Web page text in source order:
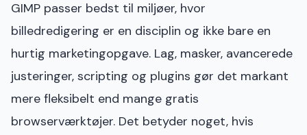
GIMP passer bedst til miljøer, hvor
billedredigering er en disciplin og ikke bare en
hurtig marketingopgave. Lag, masker, avancerede
justeringer, scripting og plugins gør det markant
mere fleksibelt end mange gratis
browserværktøjer. Det betyder noget, hvis